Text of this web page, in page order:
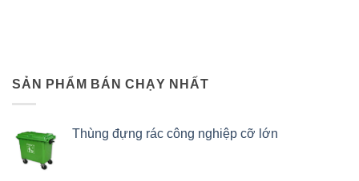
SẢN PHẨM BÁN CHẠY NHẤT
Thùng đựng rác công nghiệp cỡ lớn